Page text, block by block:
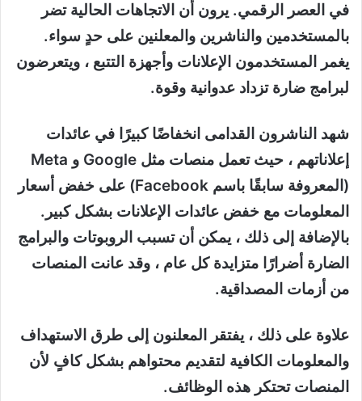
في العصر الرقمي. يرون أن الاتجاهات الحالية تضر
بالمستخدمين والناشرين والمعلنين على حدٍ سواء.
يغمر المستخدمون الإعلانات وأجهزة التتبع ، ويتعرضون
لبرامج ضارة تزداد عدوانية وقوة.
شهد الناشرون القدامى انخفاضًا كبيرًا في عائدات
إعلاناتهم ، حيث تعمل منصات مثل Google و Meta
(المعروفة سابقًا باسم Facebook) على خفض أسعار
المعلومات مع خفض عائدات الإعلانات بشكل كبير.
بالإضافة إلى ذلك ، يمكن أن تسبب الروبوتات والبرامج
الضارة أضرارًا متزايدة كل عام ، وقد عانت المنصات
من أزمات المصداقية.
علاوة على ذلك ، يفتقر المعلنون إلى طرق الاستهداف
والمعلومات الكافية لتقديم محتواهم بشكل كافٍ لأن
المنصات تحتكر هذه الوظائف.